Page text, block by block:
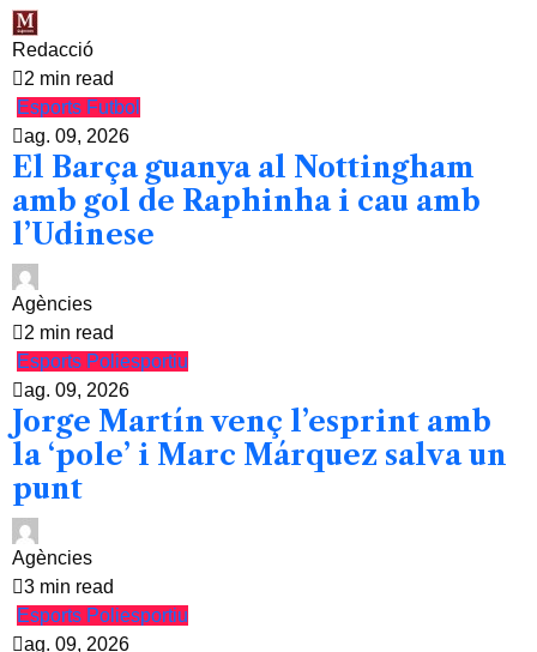
Redacció
2 min read
Esports Futbol
ag. 09, 2026
El Barça guanya al Nottingham
amb gol de Raphinha i cau amb
l’Udinese
Agències
2 min read
Esports Poliesportiu
ag. 09, 2026
Jorge Martín venç l’esprint amb
la ‘pole’ i Marc Márquez salva un
punt
Agències
3 min read
Esports Poliesportiu
ag. 09, 2026